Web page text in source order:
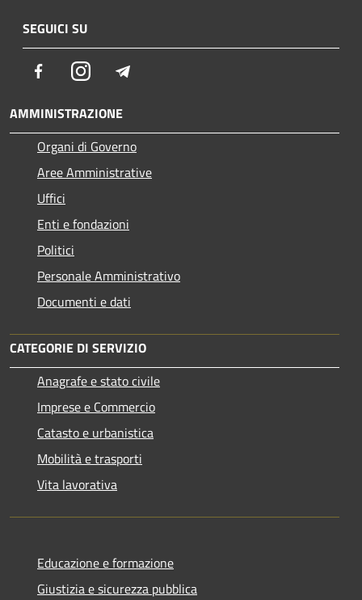
SEGUICI SU
FacebookInstagram
AMMINISTRAZIONE
Organi di Governo
Aree Amministrative
Uffici
Enti e fondazioni
Politici
Personale Amministrativo
Documenti e dati
CATEGORIE DI SERVIZIO
Anagrafe e stato civile
Imprese e Commercio
Catasto e urbanistica
Mobilità e trasporti
Vita lavorativa
Educazione e formazione
Giustizia e sicurezza pubblica